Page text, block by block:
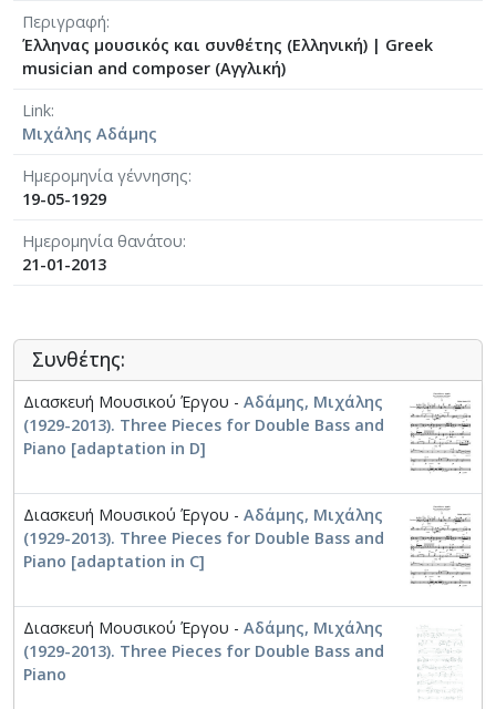
Περιγραφή
Έλληνας μουσικός και συνθέτης (Ελληνική) | Greek
musician and composer (Αγγλική)
Link
Μιχάλης Αδάμης
Ημερομηνία γέννησης
19-05-1929
Ημερομηνία θανάτου
21-01-2013
Συνθέτης:
Διασκευή Μουσικού Έργου - Αδάμης, Μιχάλης
(1929-2013). Three Pieces for Double Bass and
Piano [adaptation in D]
Διασκευή Μουσικού Έργου - Αδάμης, Μιχάλης
(1929-2013). Three Pieces for Double Bass and
Piano [adaptation in C]
Διασκευή Μουσικού Έργου - Αδάμης, Μιχάλης
(1929-2013). Three Pieces for Double Bass and
Piano